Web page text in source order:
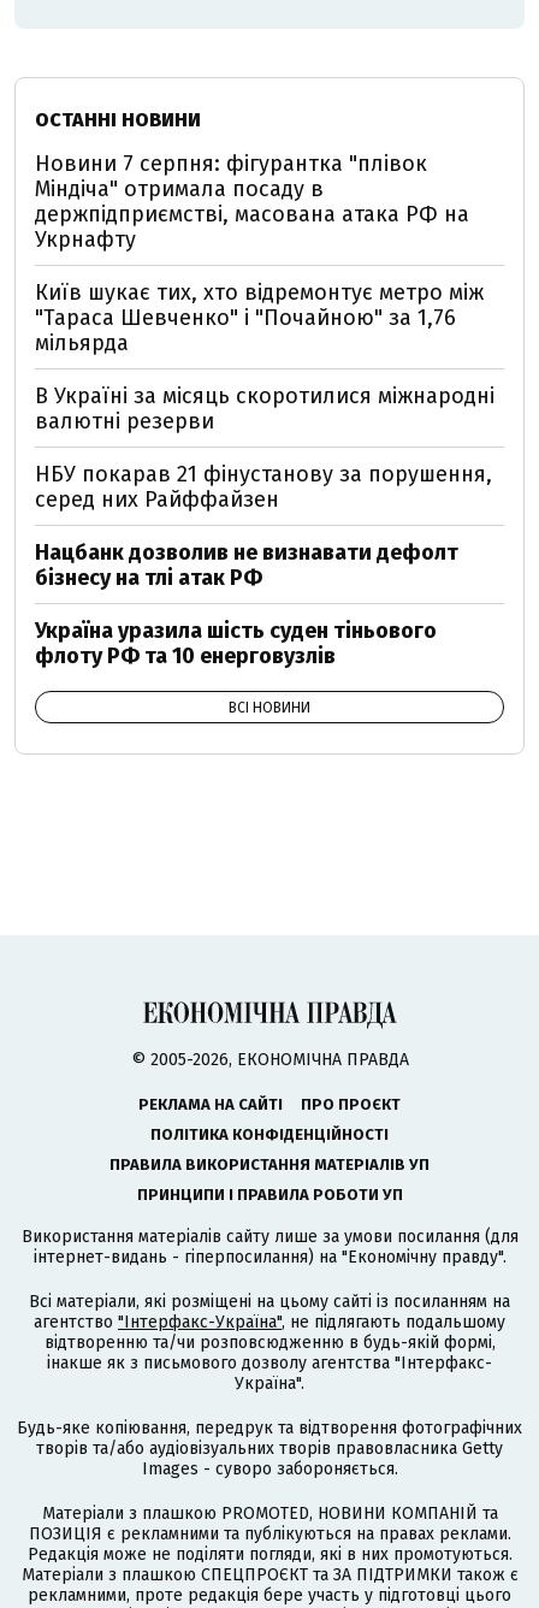
ОСТАННІ НОВИНИ
Новини 7 серпня: фігурантка "плівок
Міндіча" отримала посаду в
держпідприємстві, масована атака РФ на
Укрнафту
Київ шукає тих, хто відремонтує метро між
"Тараса Шевченко" і "Почайною" за 1,76
мільярда
В Україні за місяць скоротилися міжнародні
валютні резерви
НБУ покарав 21 фінустанову за порушення,
серед них Райффайзен
Нацбанк дозволив не визнавати дефолт
бізнесу на тлі атак РФ
Україна уразила шість суден тіньового
флоту РФ та 10 енерговузлів
ВСІ НОВИНИ
© 2005-2026, ЕКОНОМІЧНА ПРАВДА
РЕКЛАМА НА САЙТІ
ПРО ПРОЄКТ
ПОЛІТИКА КОНФІДЕНЦІЙНОСТІ
ПРАВИЛА ВИКОРИСТАННЯ МАТЕРІАЛІВ УП
ПРИНЦИПИ І ПРАВИЛА РОБОТИ УП
Використання матеріалів сайту лише за умови посилання (для
інтернет-видань - гіперпосилання) на "Економічну правду".
Всі матеріали, які розміщені на цьому сайті із посиланням на
агентство "Інтерфакс-Україна", не підлягають подальшому
відтворенню та/чи розповсюдженню в будь-якій формі,
інакше як з письмового дозволу агентства "Інтерфакс-
Україна".
Будь-яке копіювання, передрук та відтворення фотографічних
творів та/або аудіовізуальних творів правовласника Getty
Images - суворо забороняється.
Матеріали з плашкою PROMOTED, НОВИНИ КОМПАНІЙ та
ПОЗИЦІЯ є рекламними та публікуються на правах реклами.
Редакція може не поділяти погляди, які в них промотуються.
Матеріали з плашкою СПЕЦПРОЄКТ та ЗА ПІДТРИМКИ також є
рекламними, проте редакція бере участь у підготовці цього